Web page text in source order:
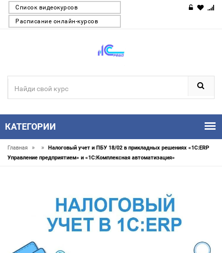
Список видеокурсов
Расписание онлайн-курсов
КАТЕГОРИИ
Главная » »
Налоговый учет и ПБУ 18/02 в прикладных решениях «1С:ERP
Управление предприятием» и «1С:Комплексная автоматизация»